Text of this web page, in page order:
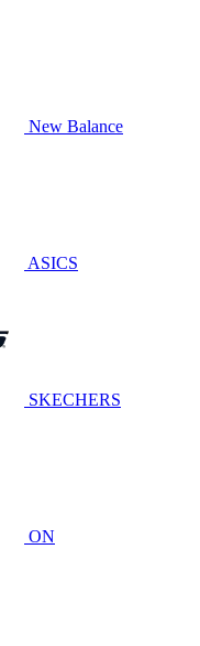
New Balance
ASICS
SKECHERS
ON